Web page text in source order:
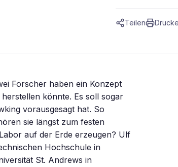
Teilen
Forscher haben ein Konzept
könnte. Es soll sogar
vorausgesagt hat. So
sie längst zum festen
auf der Erde erzeugen? Ulf
Hochschule in
St. Andrews in